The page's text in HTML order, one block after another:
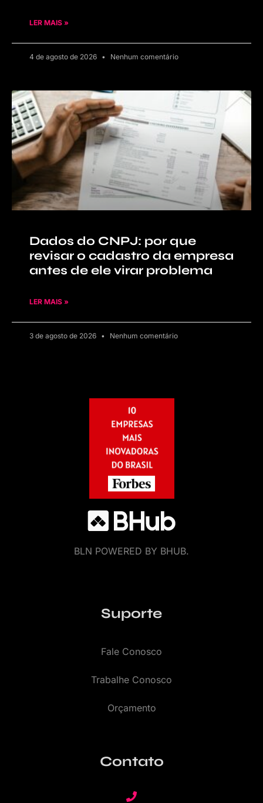
LER MAIS »
4 de agosto de 2026 Nenhum comentário
Dados do CNPJ: por que
revisar o cadastro da empresa
antes de ele virar problema
LER MAIS »
3 de agosto de 2026 Nenhum comentário
BLN POWERED BY BHUB.
Suporte
Fale Conosco
Trabalhe Conosco
Orçamento
Contato